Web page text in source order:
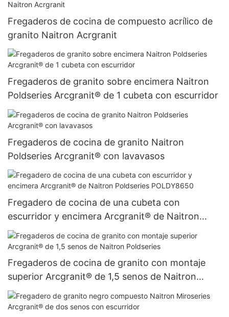
Fregaderos de cocina de compuesto acrílico de
granito Naitron Acrgranit
Fregaderos de granito sobre encimera Naitron
Poldseries Arcgranit® de 1 cubeta con escurridor
Fregaderos de cocina de granito Naitron
Poldseries Arcgranit® con lavavasos
Fregadero de cocina de una cubeta con
escurridor y encimera Arcgranit® de Naitron
Poldseries POLDY8650
Fregaderos de cocina de granito con montaje
superior Arcgranit® de 1,5 senos de Naitron
Poldseries